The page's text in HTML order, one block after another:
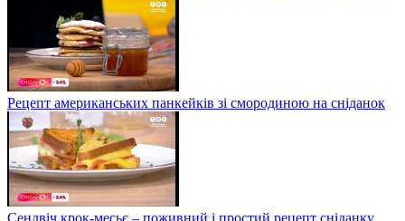
Рецепт американських панкейків зі смородиною на сніданок
Сендвіч крок-месьє – поживний і простий рецепт сніданку